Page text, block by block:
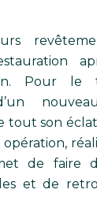
Pour le
tout son
de faire
et de